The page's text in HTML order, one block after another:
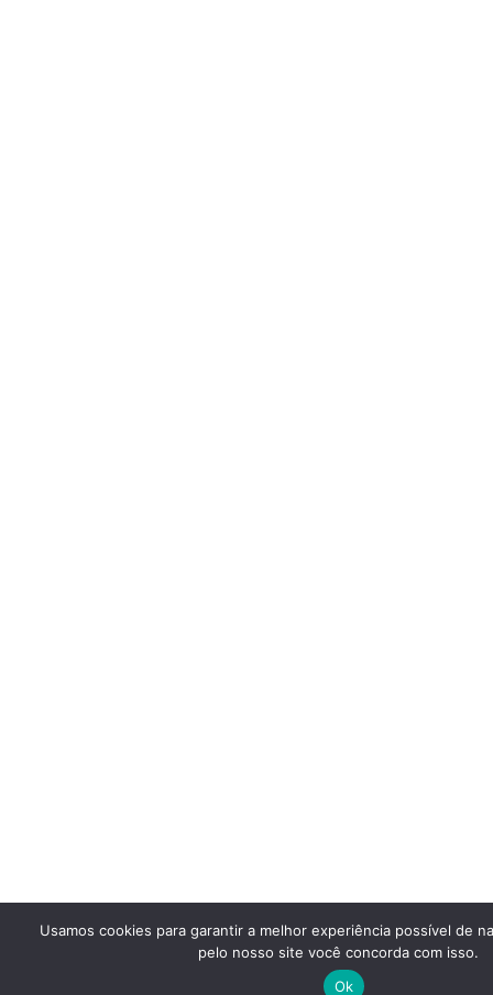
Usamos cookies para garantir a melhor experiência possível de
pelo nosso site você concorda com isso.
Ok